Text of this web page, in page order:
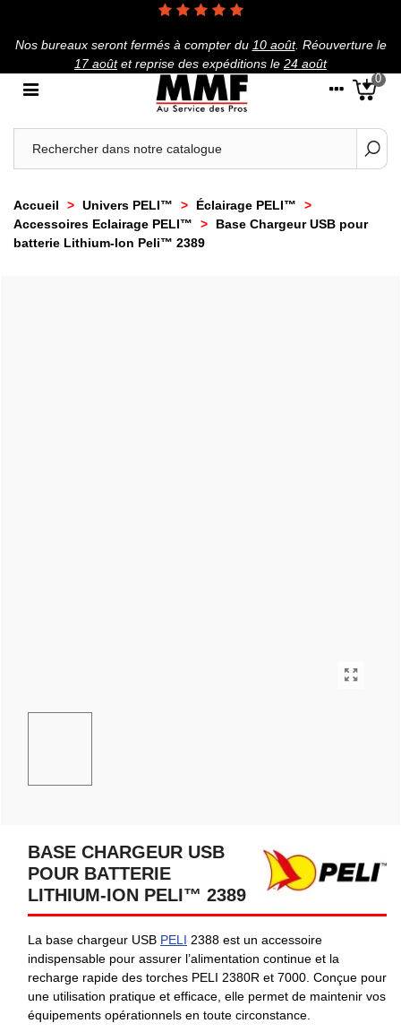
Nos bureaux seront fermés à compter du 10 août. Réouverture le
17 aoûtet reprise des expéditions le 24 août
0
Accueil > Univers PELI™ > Éclairage PELI™
>
Accessoires Eclairage PELI™
>
Base Chargeur USB pour
batterie Lithium-Ion Peli™ 2389
BASE CHARGEUR USB
POUR BATTERIE
LITHIUM-ION PELI™ 2389
La base chargeur USB PELI 2388 est un accessoire
indispensable pour assurer l’alimentation continue et la
recharge rapide des torches PELI 2380R et 7000. Conçue pour
une utilisation pratique et efficace, elle permet de maintenir vos
équipements opérationnels en toute circonstance.